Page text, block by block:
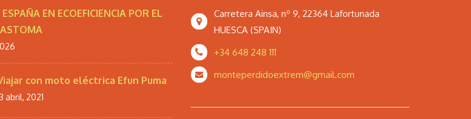
EN ECOEFICIENCIA POR EL
con moto eléctrica Efun Puma
abril, 2021
Carretera Ainsa, nº 9, 22364 Lafortunada
HUESCA (SPAIN)
+34 648 248 111
monteperdidoextrem@gmail.com